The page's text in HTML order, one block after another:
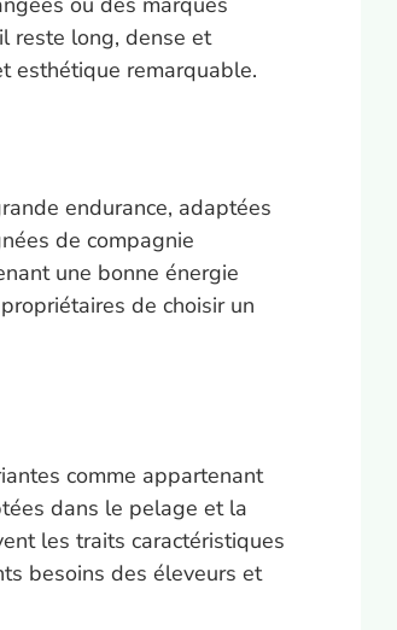
reste long, dense et
esthétique remarquable.
endurance, adaptées
de compagnie
une bonne énergie
de choisir un
comme appartenant
dans le pelage et la
les traits caractéristiques
besoins des éleveurs et